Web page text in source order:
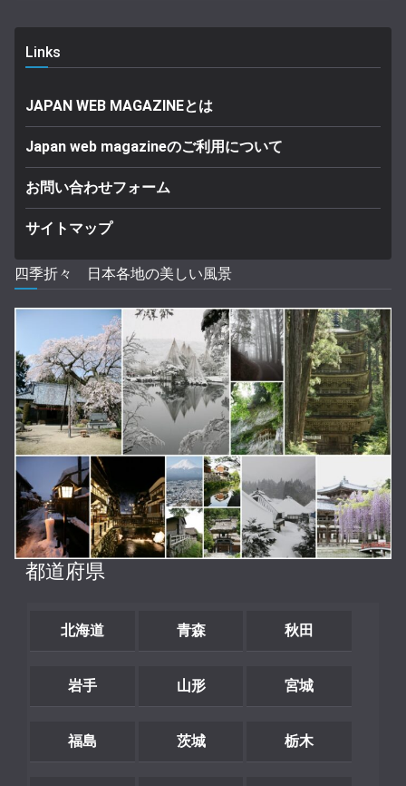
Links
JAPAN WEB MAGAZINEとは
Japan web magazineのご利用について
お問い合わせフォーム
サイトマップ
四季折々 日本各地の美しい風景
都道府県
北海道 青森 秋田
岩手 山形 宮城
福島 茨城 栃木